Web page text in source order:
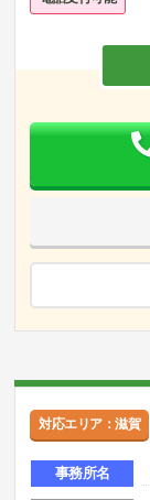
対応エリア：滋賀
事務所名